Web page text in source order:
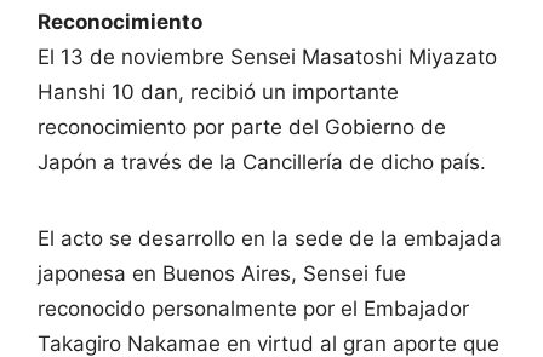
Reconocimiento
El 13 de noviembre Sensei Masatoshi Miyazato
Hanshi 10 dan, recibió un importante
reconocimiento por parte del Gobierno de
Japón a través de la Cancillería de dicho país.
El acto se desarrollo en la sede de la embajada
japonesa en Buenos Aires, Sensei fue
reconocido personalmente por el Embajador
Takagiro Nakamae en virtud al gran aporte que